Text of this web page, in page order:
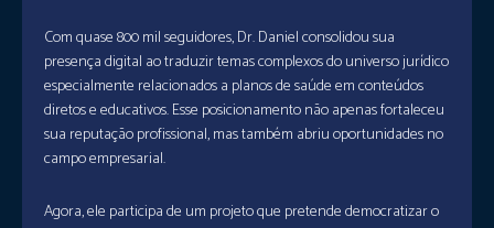
Com quase 800 mil seguidores, Dr. Daniel consolidou sua
presença digital ao traduzir temas complexos do universo jurídico
especialmente relacionados a planos de saúde em conteúdos
diretos e educativos. Esse posicionamento não apenas fortaleceu
sua reputação profissional, mas também abriu oportunidades no
campo empresarial.
Agora, ele participa de um projeto que pretende democratizar o